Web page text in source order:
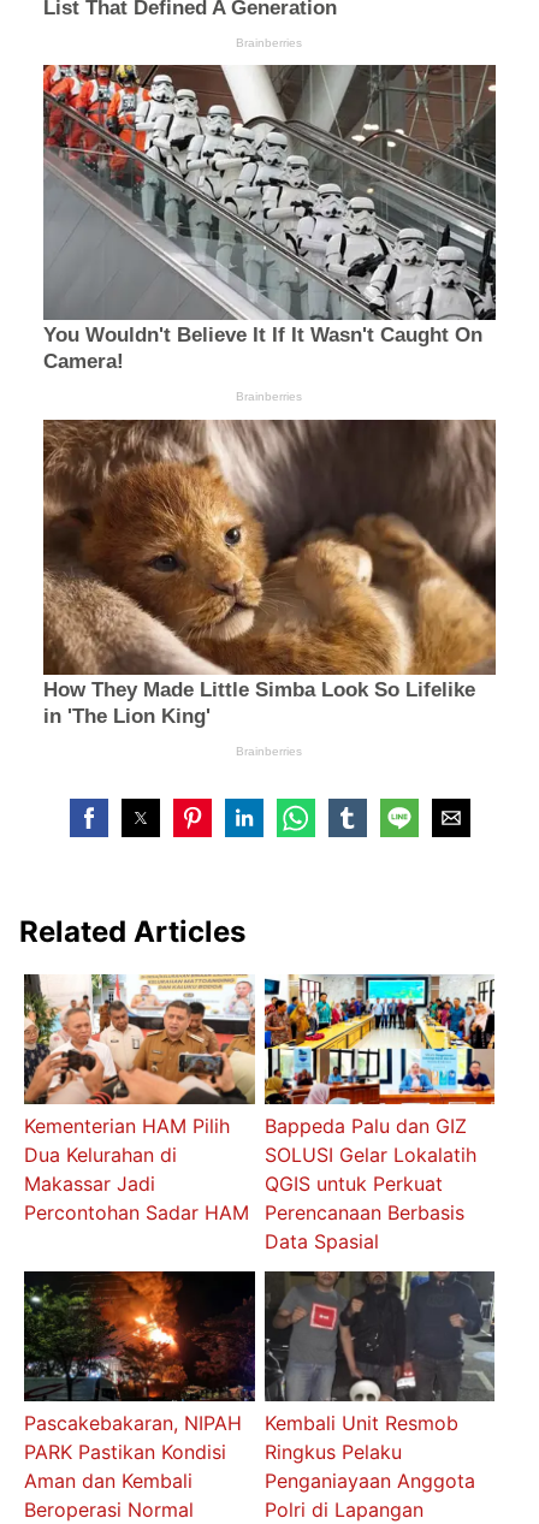
Related Articles
Kementerian HAM Pilih
Dua Kelurahan di
Makassar Jadi
Percontohan Sadar HAM
Bappeda Palu dan GIZ
SOLUSI Gelar Lokalatih
QGIS untuk Perkuat
Perencanaan Berbasis
Data Spasial
Pascakebakaran, NIPAH
PARK Pastikan Kondisi
Aman dan Kembali
Beroperasi Normal
Kembali Unit Resmob
Ringkus Pelaku
Penganiayaan Anggota
Polri di Lapangan